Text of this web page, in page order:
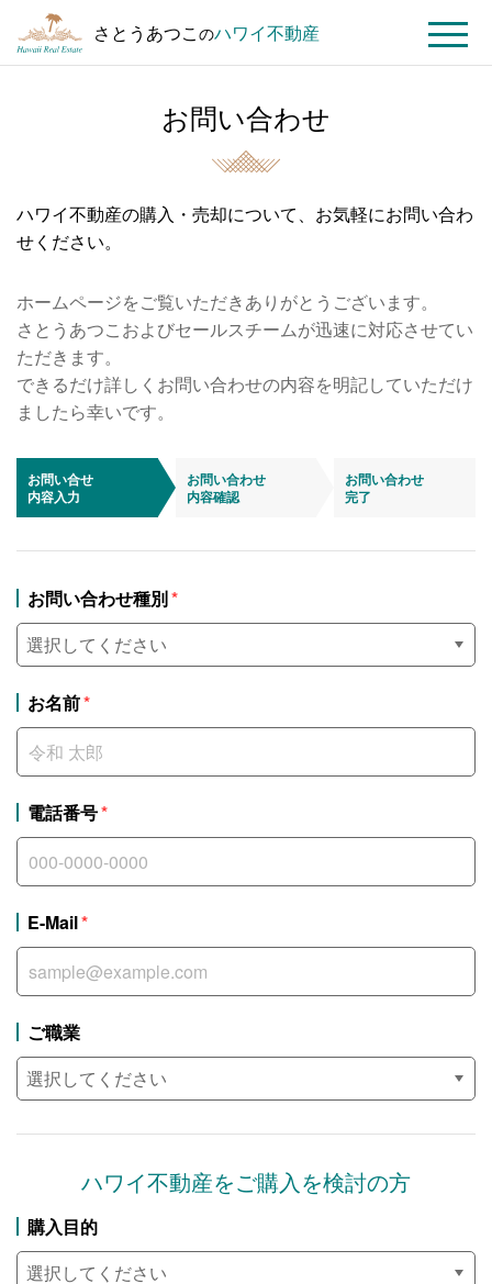
さとうあつこのハワイ不動産 MENU
ー
ジ
わ
せ
お問い合わせ
ハワイ不動産の購入・売却について、お気軽にお問い合わ
せください。
ホームページをご覧いただきありがとうございます。
さとうあつこおよびセールスチームが迅速に対応させてい
ただきます。
できるだけ詳しくお問い合わせの内容を明記していただけ
ましたら幸いです。
お問い合せ
内容入力
お問い合わせ
内容確認
お問い合わせ
完了
お問い合わせ種別
お名前
電話番号
E-Mail
ご職業
ハワイ不動産をご購入を検討の方
購入目的